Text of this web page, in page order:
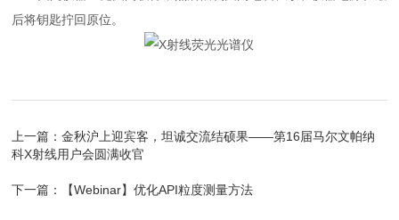
后将钥匙拧回原位。
上一篇：金秋沪上迎宾客，坦诚交流结硕果——第16届马尔文帕纳
科X射线用户会圆满收官
下一篇： 【Webinar】优化API粒度测量方法